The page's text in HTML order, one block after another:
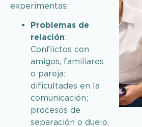
experimentas:
Problemas de
relación:
Conflictos con
amigos, familiares
o pareja;
dificultades en la
comunicación;
procesos de
separación o duelo.